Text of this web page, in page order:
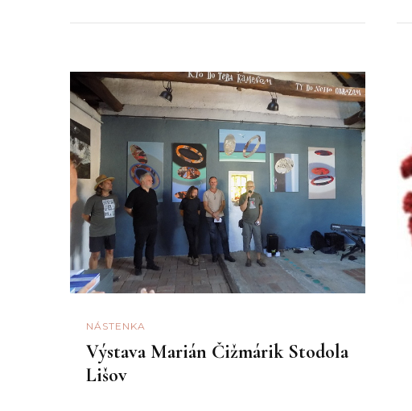
NÁSTENKA
Výstava Marián Čižmárik Stodola
Lišov